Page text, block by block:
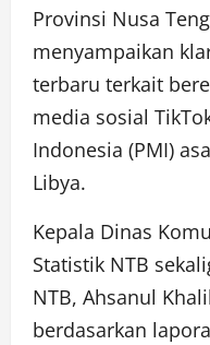
Provinsi Nusa
menyampaikan
terbaru terkait
media sosial
Indonesia (PMI)
Libya.
Kepala Dinas
Statistik NTB
NTB, Ahsanul
berdasarkan